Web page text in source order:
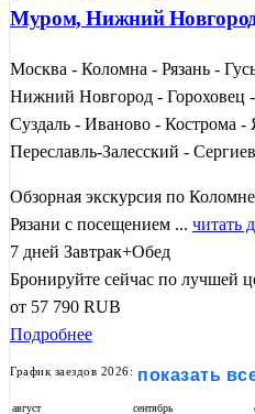
Муром, Нижний Новгород
Москва - Коломна - Рязань -
Нижний Новгород - Гороховец
Суздаль - Иваново - Кострома -
Переславль-Залесский -
Обзорная экскурсия по
Рязани с посещением ... читать
7 дней Завтрак+Обед
Бронируйте сейчас по лучшей
от 57 790 RUB
Подробнее
График заездов 2026: показать
август сентябрь